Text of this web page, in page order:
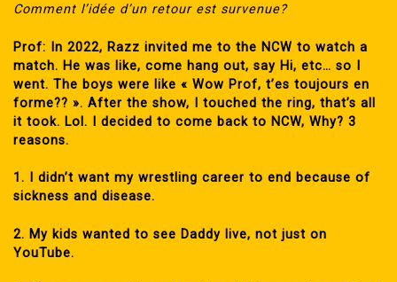
Comment l’idée d’un retour est survenue?
Prof: In 2022, Razz invited me to the NCW to watch a
match. He was like, come hang out, say Hi, etc… so I
went. The boys were like « Wow Prof, t’es toujours en
forme?? ». After the show, I touched the ring, that’s all
it took. Lol. I decided to come back to NCW, Why? 3
reasons.
1. I didn’t want my wrestling career to end because of
sickness and disease.
2. My kids wanted to see Daddy live, not just on
YouTube.